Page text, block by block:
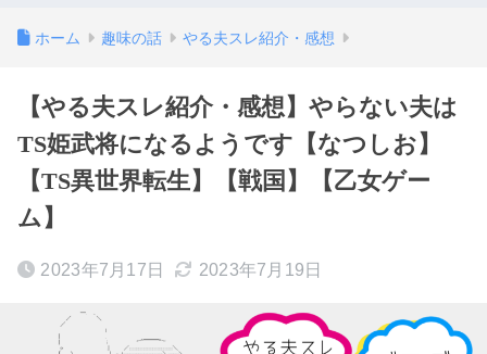
ホーム 趣味の話 やる夫スレ紹介・感想
【やる夫スレ紹介・感想】やらない夫は
TS姫武将になるようです【なつしお】
【TS異世界転生】【戦国】【乙女ゲー
ム】
2023年7月17日 2023年7月19日